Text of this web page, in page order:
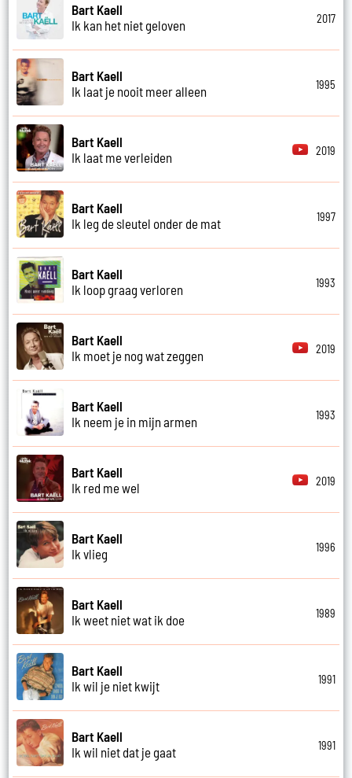
Bart Kaell
Ik kan het niet geloven
2017
Bart Kaell
Ik laat je nooit meer alleen
1995
Bart Kaell
Ik laat me verleiden
2019
Bart Kaell
Ik leg de sleutel onder de mat
1997
Bart Kaell
Ik loop graag verloren
1993
Bart Kaell
Ik moet je nog wat zeggen
2019
Bart Kaell
Ik neem je in mijn armen
1993
Bart Kaell
Ik red me wel
2019
Bart Kaell
Ik vlieg
1996
Bart Kaell
Ik weet niet wat ik doe
1989
Bart Kaell
Ik wil je niet kwijt
1991
Bart Kaell
Ik wil niet dat je gaat
1991